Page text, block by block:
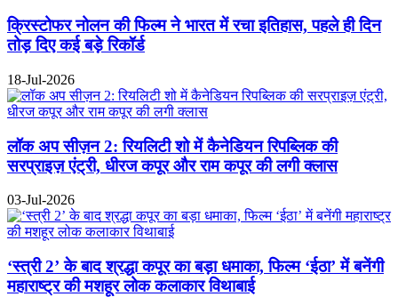
क्रिस्टोफर नोलन की फिल्म ने भारत में रचा इतिहास, पहले ही दिन
तोड़ दिए कई बड़े रिकॉर्ड
18-Jul-2026
लॉक अप सीज़न 2: रियलिटी शो में कैनेडियन रिपब्लिक की
सरप्राइज़ एंट्री, धीरज कपूर और राम कपूर की लगी क्लास
03-Jul-2026
‘स्त्री 2’ के बाद श्रद्धा कपूर का बड़ा धमाका, फिल्म ‘ईठा’ में बनेंगी
महाराष्ट्र की मशहूर लोक कलाकार विथाबाई